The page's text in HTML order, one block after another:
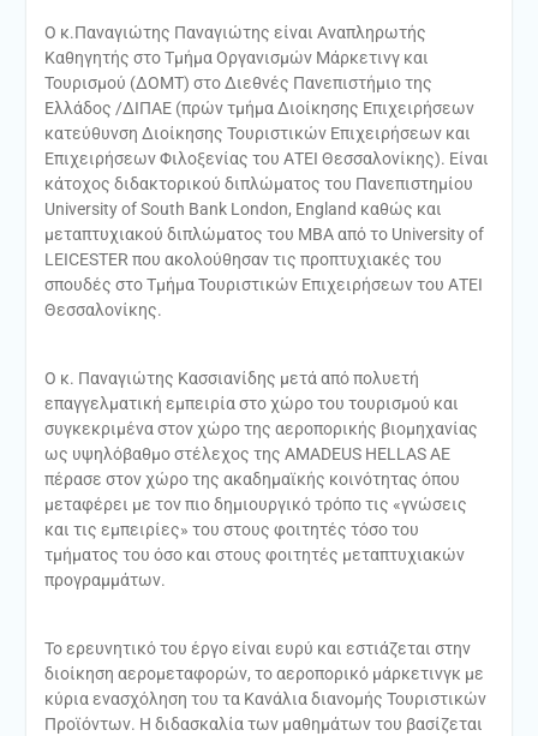
O κ.Παναγιώτης Παναγιώτης είναι Αναπληρωτής
Καθηγητής στο Τμήμα Oργανισμών Μάρκετινγ και
Τουρισμού (ΔΟΜΤ) στο Διεθνές Πανεπιστήμιο της
Ελλάδος /ΔΙΠΑΕ (πρών τμήμα Διοίκησης Επιχειρήσεων
κατεύθυνση Διοίκησης Τουριστικών Επιχειρήσεων και
Επιχειρήσεων Φιλοξενίας του ΑΤΕΙ Θεσσαλονίκης). Είναι
κάτοχος διδακτορικού διπλώματος του Πανεπιστημίου
University of South Bank London, England καθώς και
μεταπτυχιακού διπλώματος του ΜΒΑ από το University of
LEICESTER που ακολούθησαν τις προπτυχιακές του
σπουδές στο Τμήμα Τουριστικών Επιχειρήσεων του ΑΤΕΙ
Θεσσαλονίκης.
O κ. Παναγιώτης Κασσιανίδης μετά από πολυετή
επαγγελματική εμπειρία στο χώρο του τουρισμού και
συγκεκριμένα στον χώρο της αεροπορικής βιομηχανίας
ως υψηλόβαθμο στέλεχος της AMADEUS HELLAS ΑΕ
πέρασε στον χώρο της ακαδημαϊκής κοινότητας όπου
μεταφέρει με τον πιο δημιουργικό τρόπο τις «γνώσεις
και τις εμπειρίες» του στους φοιτητές τόσο του
τμήματος του όσο και στους φοιτητές μεταπτυχιακών
προγραμμάτων.
Το ερευνητικό του έργο είναι ευρύ και εστιάζεται στην
διοίκηση αερομεταφορών, το αεροπορικό μάρκετινγκ με
κύρια ενασχόληση του τα Κανάλια διανομής Τουριστικών
Προϊόντων. Η διδασκαλία των μαθημάτων του βασίζεται